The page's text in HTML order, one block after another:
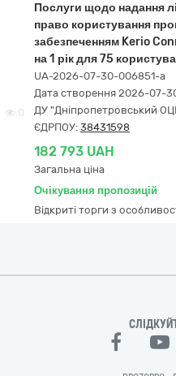
0
Послуги щодо надання
право користування
забезпеченням Kerio
на 1 рік для 75
UA-2026-07-30-006851-a
Дата створення 2026-07-
ДУ "Дніпропетровський
ЄДРПОУ: 38431598
182 793 UAH
Загальна ціна
Очікування пропозицій
Відкриті торги з